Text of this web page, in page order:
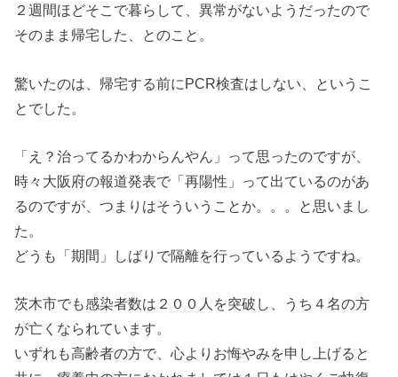
２週間ほどそこで暮らして、異常がないようだったので
そのまま帰宅した、とのこと。
驚いたのは、帰宅する前にPCR検査はしない、というこ
とでした。
「え？治ってるかわからんやん」って思ったのですが、
時々大阪府の報道発表で「再陽性」って出ているのがあ
るのですが、つまりはそういうことか。。。と思いまし
た。
どうも「期間」しばりで隔離を行っているようですね。
茨木市でも感染者数は２００人を突破し、うち４名の方
が亡くなられています。
いずれも高齢者の方で、心よりお悔やみを申し上げると